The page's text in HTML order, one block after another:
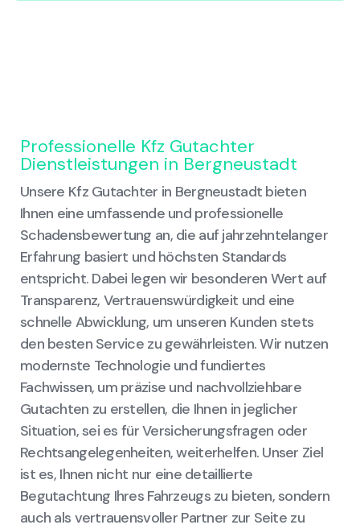
Professionelle Kfz Gutachter
Dienstleistungen in Bergneustadt
Unsere Kfz Gutachter in Bergneustadt bieten
Ihnen eine umfassende und professionelle
Schadensbewertung an, die auf jahrzehntelanger
Erfahrung basiert und höchsten Standards
entspricht. Dabei legen wir besonderen Wert auf
Transparenz, Vertrauenswürdigkeit und eine
schnelle Abwicklung, um unseren Kunden stets
den besten Service zu gewährleisten. Wir nutzen
modernste Technologie und fundiertes
Fachwissen, um präzise und nachvollziehbare
Gutachten zu erstellen, die Ihnen in jeglicher
Situation, sei es für Versicherungsfragen oder
Rechtsangelegenheiten, weiterhelfen. Unser Ziel
ist es, Ihnen nicht nur eine detaillierte
Begutachtung Ihres Fahrzeugs zu bieten, sondern
auch als vertrauensvoller Partner zur Seite zu